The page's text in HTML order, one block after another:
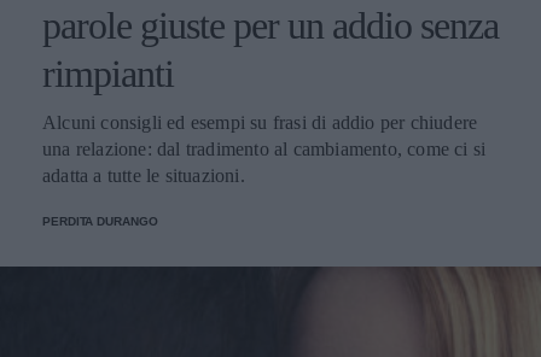
parole giuste per un addio senza
rimpianti
Alcuni consigli ed esempi su frasi di addio per chiudere
una relazione: dal tradimento al cambiamento, come ci si
adatta a tutte le situazioni.
PERDITA DURANGO